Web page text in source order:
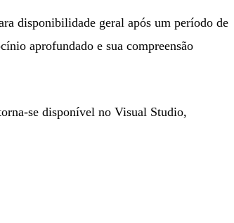
disponibilidade geral após um período de
aprofundado e sua compreensão
se disponível no Visual Studio,